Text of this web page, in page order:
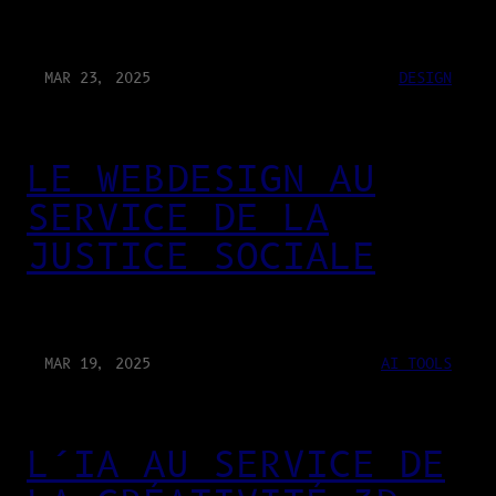
MAR 23, 2025 DESIGN
LE WEBDESIGN AU
SERVICE DE LA
JUSTICE SOCIALE
MAR 19, 2025 AI TOOLS
L’IA AU SERVICE DE